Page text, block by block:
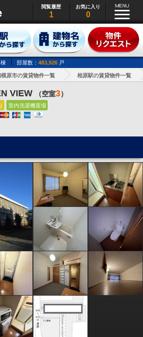
閲覧履歴
1
お気に入り
0
棟 部屋数： 483,926 戸
原市の賃貸物件一覧 相原駅の賃貸物件一覧
VIEW （空室3）
室内洗濯機置場